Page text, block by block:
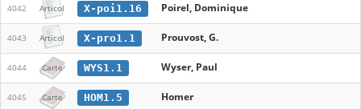
4042 Articol X-poi1.16 Poirel, Dominique
4043 Articol X-pro1.1 Prouvost, G.
4044 Carte WYS1.1 Wyser, Paul
4045 Carte HOM1.5 Homer